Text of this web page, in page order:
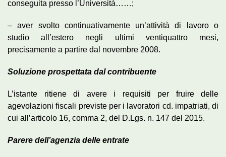
conseguita presso l’Università……;
– aver svolto continuativamente un’attività di lavoro o
studio all’estero negli ultimi ventiquattro mesi,
precisamente a partire dal novembre 2008.
Soluzione prospettata dal contribuente
L’istante ritiene di avere i requisiti per fruire delle
agevolazioni fiscali previste per i lavoratori cd. impatriati, di
cui all’articolo 16, comma 2, del D.Lgs. n. 147 del 2015.
Parere dell’agenzia delle entrate